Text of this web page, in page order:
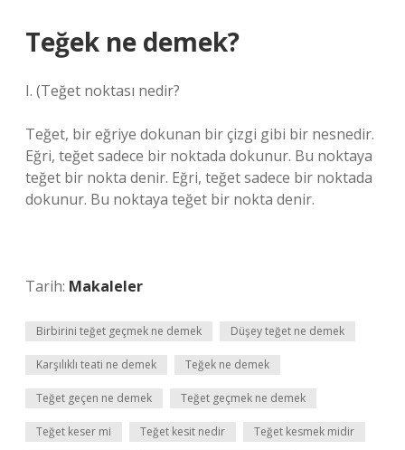
Teğek ne demek?
I. (Teğet noktası nedir?
Teğet, bir eğriye dokunan bir çizgi gibi bir nesnedir.
Eğri, teğet sadece bir noktada dokunur. Bu noktaya
teğet bir nokta denir. Eğri, teğet sadece bir noktada
dokunur. Bu noktaya teğet bir nokta denir.
Tarih: Makaleler
Birbirini teğet geçmek ne demek Düşey teğet ne demek
Karşılıklı teati ne demek Teğek ne demek
Teğet geçen ne demek Teğet geçmek ne demek
Teğet keser mi Teğet kesit nedir Teğet kesmek midir